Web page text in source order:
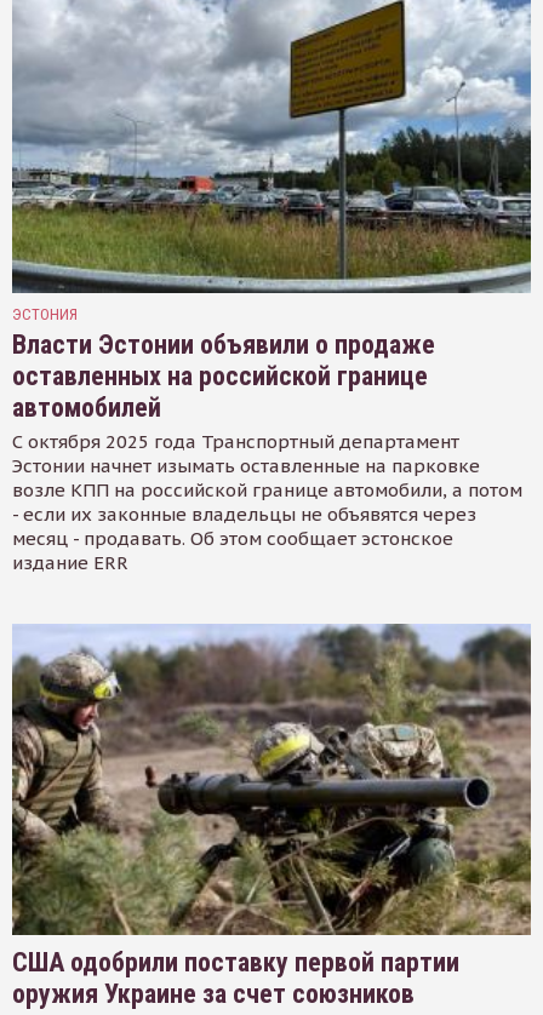
ЭСТОНИЯ
Власти Эстонии объявили о продаже
оставленных на российской границе
автомобилей
С октября 2025 года Транспортный департамент
Эстонии начнет изымать оставленные на парковке
возле КПП на российской границе автомобили, а потом
- если их законные владельцы не объявятся через
месяц - продавать. Об этом сообщает эстонское
издание ERR
США одобрили поставку первой партии
оружия Украине за счет союзников